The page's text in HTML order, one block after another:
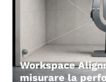
Workspace
misurare la